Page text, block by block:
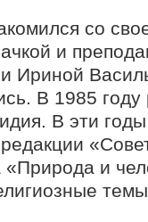
со
и
Ириной
В 1985
В эти
и